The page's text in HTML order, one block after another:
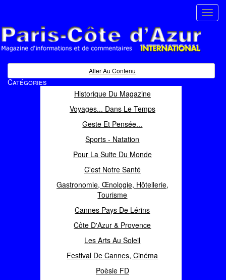
Magazine d'informations et de commentaires
Aller Au Contenu
Catégories
Historique Du Magazine
Voyages... Dans Le Temps
Geste Et Pensée...
Sports - Natation
Pour La Suite Du Monde
C'est Notre Santé
Gastronomie, Œnologie, Hôtellerie,
Tourisme
Cannes Pays De Lérins
Côte D'Azur & Provence
Les Arts Au Soleil
Festival De Cannes, Cinéma
Poèsie FD